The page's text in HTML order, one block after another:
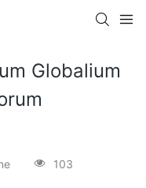
Globalium
103